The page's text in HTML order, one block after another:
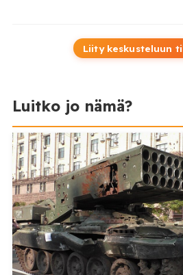
Liity keskusteluun
Luitko jo nämä?